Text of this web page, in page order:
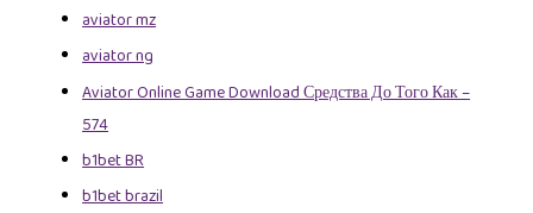
aviator mz
aviator ng
Aviator Online Game Download Средства До Того Как –
574
b1bet BR
b1bet brazil